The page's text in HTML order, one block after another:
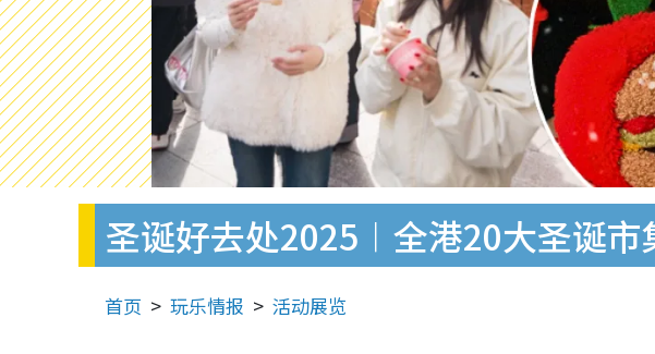
圣诞好去处2025︱全港20大圣诞
首页 玩乐情报 活动展览